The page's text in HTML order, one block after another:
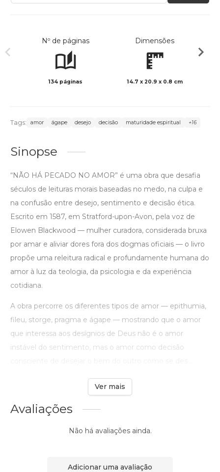
Nº de páginas
134 páginas
Dimensões
14.7 x 20.9 x 0.8 cm
Tags: amor ágape desejo decisão maturidade espiritual +16
Sinopse
“NÃO HÁ PECADO NO AMOR” é uma obra que desafia
séculos de leituras morais baseadas no medo, na culpa e
na confusão entre desejo, sentimento e decisão ética.
Escrito em 1587, em Stratford-upon-Avon, pela voz de
Elowen Blackwood — mulher curadora, considerada bruxa
por amar e aliviar dores fora dos dogmas oficiais — o livro
propõe uma releitura radical e profundamente humana do
amor à luz da teologia, da psicologia e da experiência
cotidiana.
A obra percorre os diferentes tipos de amor — epithumia,
fileu, storge, pragma e ágape — mostrando que o amor
que interessa aos desígnios de Deus não é o amor
instável do sentimento, mas o amor como decisão
Ver mais
Avaliações
Não há avaliações ainda.
Adicionar uma avaliação